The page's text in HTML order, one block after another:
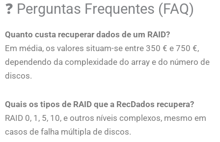
❓ Perguntas Frequentes (FAQ)
Quanto custa recuperar dados de um RAID?
Em média, os valores situam-se entre 350 € e 750 €,
dependendo da complexidade do array e do número de
discos.
Quais os tipos de RAID que a RecDados recupera?
RAID 0, 1, 5, 10, e outros níveis complexos, mesmo em
casos de falha múltipla de discos.